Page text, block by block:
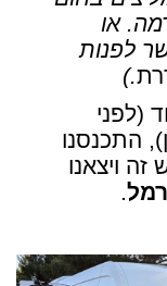
או
לפנות
.)
(לפני
התכנסנו
זה ויצאנו
.